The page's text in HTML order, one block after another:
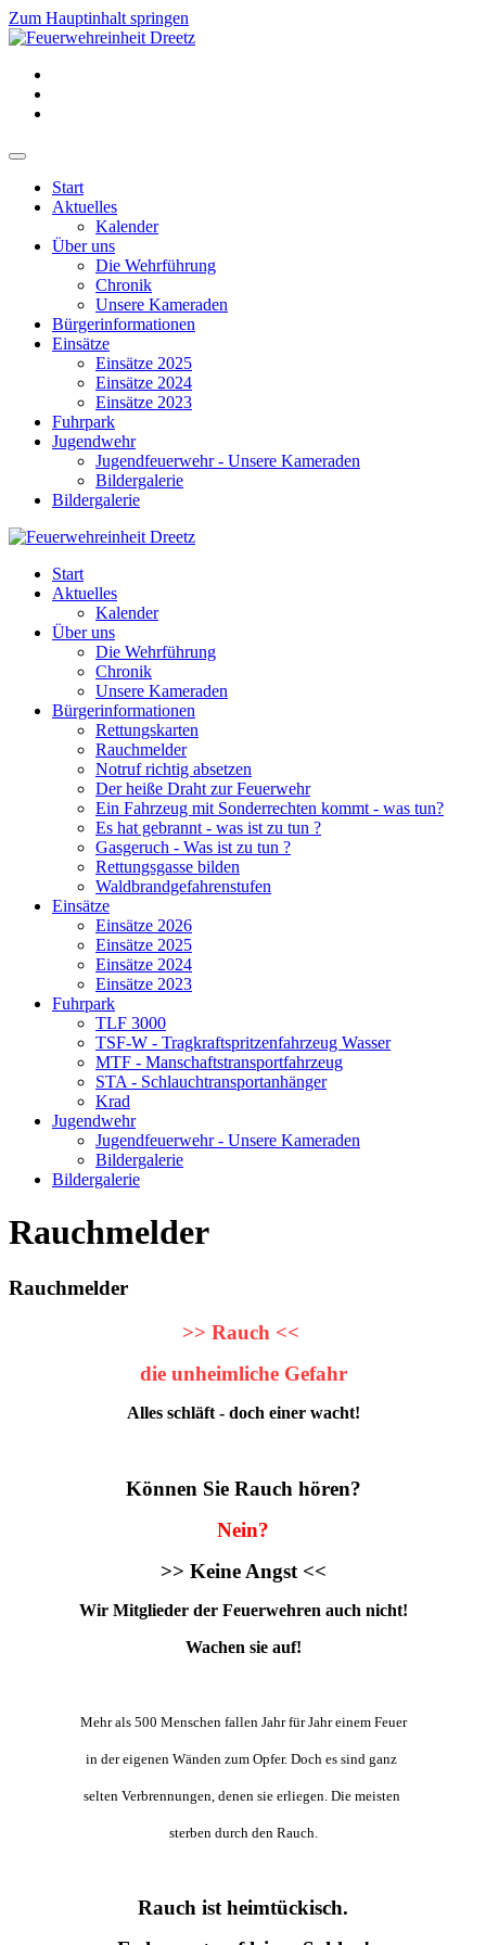
Zum Hauptinhalt springen
Start
Aktuelles
Kalender
Über uns
Die Wehrführung
Chronik
Unsere Kameraden
Bürgerinformationen
Einsätze
Einsätze 2025
Einsätze 2024
Einsätze 2023
Fuhrpark
Jugendwehr
Jugendfeuerwehr - Unsere Kameraden
Bildergalerie
Bildergalerie
Start
Aktuelles
Kalender
Über uns
Die Wehrführung
Chronik
Unsere Kameraden
Bürgerinformationen
Rettungskarten
Rauchmelder
Notruf richtig absetzen
Der heiße Draht zur Feuerwehr
Ein Fahrzeug mit Sonderrechten kommt - was tun?
Es hat gebrannt - was ist zu tun ?
Gasgeruch - Was ist zu tun ?
Rettungsgasse bilden
Waldbrandgefahrenstufen
Einsätze
Einsätze 2026
Einsätze 2025
Einsätze 2024
Einsätze 2023
Fuhrpark
TLF 3000
TSF-W - Tragkraftspritzenfahrzeug Wasser
MTF - Manschaftstransportfahrzeug
STA - Schlauchtransportanhänger
Krad
Jugendwehr
Jugendfeuerwehr - Unsere Kameraden
Bildergalerie
Bildergalerie
Rauchmelder
Rauchmelder
>> Rauch <<
die unheimliche Gefahr
Alles schläft - doch einer wacht!
Können Sie Rauch hören?
Nein?
>> Keine Angst <<
Wir Mitglieder der Feuerwehren auch nicht!
Wachen sie auf!
Mehr als 500 Menschen fallen Jahr für Jahr einem Feuer
in der eigenen Wänden zum Opfer. Doch es sind ganz
selten Verbrennungen, denen sie erliegen. Die meisten
sterben durch den Rauch.
Rauch ist heimtückisch.